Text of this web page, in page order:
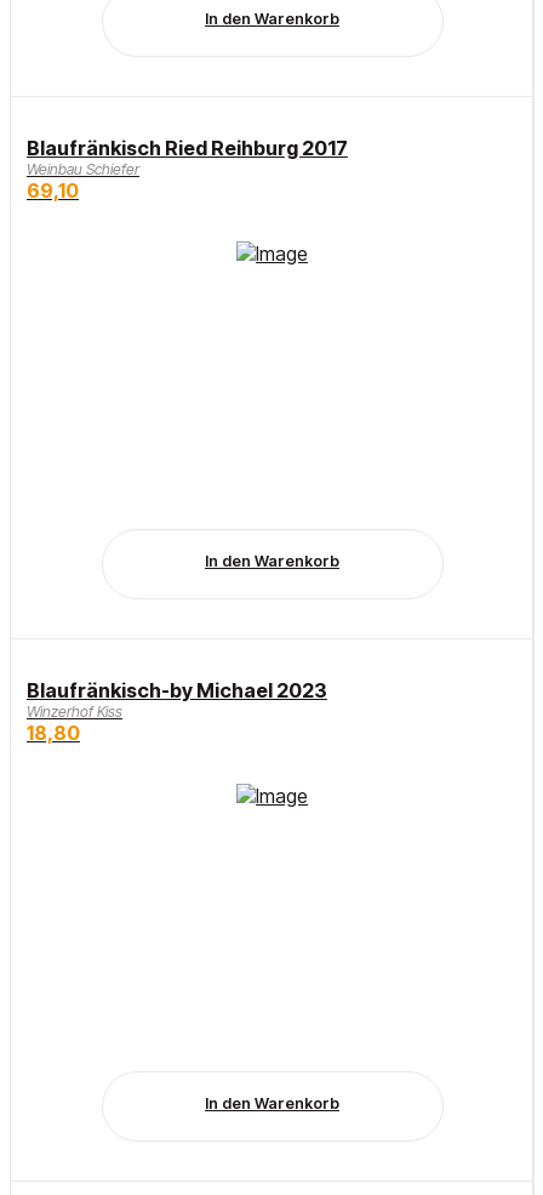
In den Warenkorb
Blaufränkisch Ried Reihburg 2017
Weinbau Schiefer
69,10
In den Warenkorb
Blaufränkisch-by Michael 2023
Winzerhof Kiss
18,80
In den Warenkorb